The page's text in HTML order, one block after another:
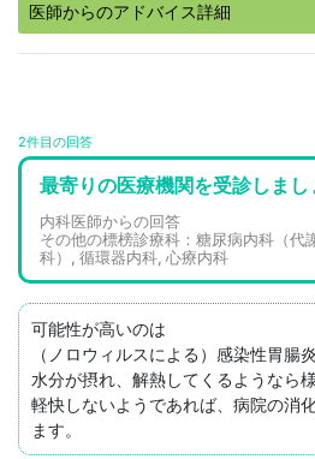
医師からのアドバイス詳細
2件目の回答
最寄りの医療機関を受診しまし
内科医師からの回答
その他の標榜診療科：糖尿病内科（代
科）, 循環器内科, 心療内科
可能性が高いのは
（ノロウィルスによる）感染性胃腸
水分が摂れ、解熱してくるようなら様
軽快しないようであれば、病院の消